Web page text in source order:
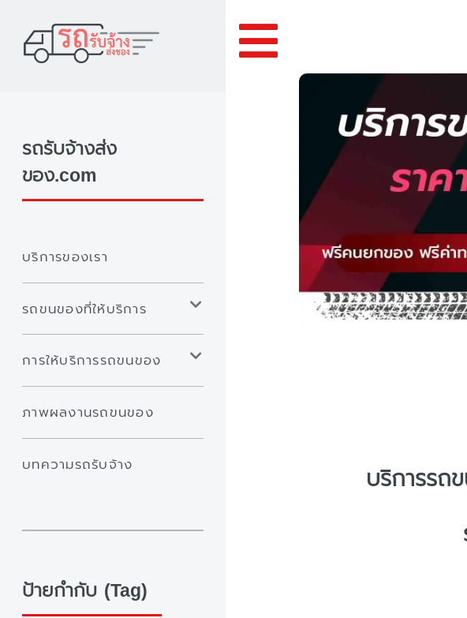
บริการรถ
รถรับจ้างส่ง
ของ.com
บริการของเรา
รถขนของที่ให้บริการ
การให้บริการรถขนของ
ภาพผลงานรถขนของ
บทความรถรับจ้าง
ป้ายกำกับ (Tag)